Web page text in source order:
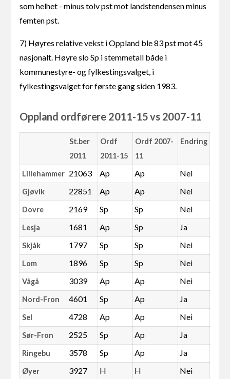
som helhet - minus tolv pst mot landstendensen minus
femten pst.
7) Høyres relative vekst i Oppland ble 83 pst mot 45
nasjonalt. Høyre slo Sp i stemmetall både i
kommunestyre- og fylkestingsvalget, i
fylkestingsvalget for første gang siden 1983.
Oppland ordførere 2011-15 vs 2007-11
St.ber
2011
Ordf
2011-15
Ordf 2007-
11
Endring
Lillehammer 21063 Ap Ap Nei
Gjøvik 22851 Ap Ap Nei
Dovre 2169 Sp Sp Nei
Lesja 1681 Ap Sp Ja
Skjåk 1797 Sp Sp Nei
Lom 1896 Sp Sp Nei
Vågå 3039 Ap Ap Nei
Nord-Fron 4601 Sp Ap Ja
Sel 4728 Ap Ap Nei
Sør-Fron 2525 Sp Ap Ja
Ringebu 3578 Sp Ap Ja
Øyer 3927 H H Nei